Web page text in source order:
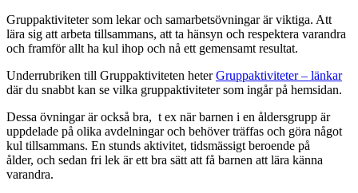
Gruppaktiviteter som lekar och samarbetsövningar är viktiga. Att
lära sig att arbeta tillsammans, att ta hänsyn och respektera varandra
och framför allt ha kul ihop och nå ett gemensamt resultat.
Underrubriken till Gruppaktiviteten heterGruppaktiviteter – länkar
där du snabbt kan se vilka gruppaktiviteter som ingår på hemsidan.
Dessa övningar är också bra, t ex när barnen i en åldersgrupp är
uppdelade på olika avdelningar och behöver träffas och göra något
kul tillsammans. En stunds aktivitet, tidsmässigt beroende på
ålder, och sedan fri lek är ett bra sätt att få barnen att lära känna
varandra.